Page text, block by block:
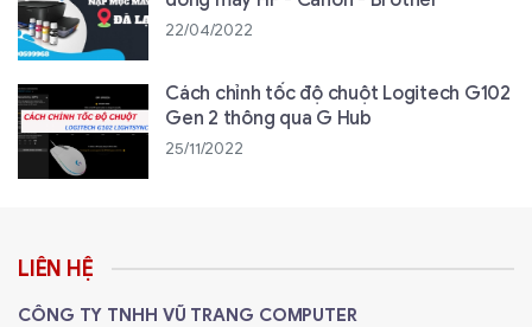
22/04/2022
Cách chỉnh tốc độ chuột Logitech G102
Gen 2 thông qua G Hub
25/11/2022
LIÊN HỆ
CÔNG TY TNHH VŨ TRANG COMPUTER